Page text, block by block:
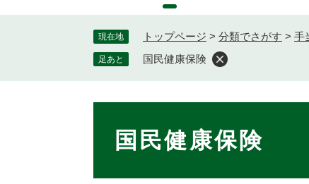
。
現在地 トップページ > 分類でさがす > 手
足あと 国民健康保険
国民健康保険